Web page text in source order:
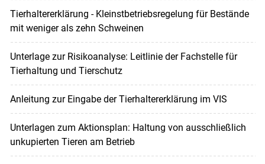
Tierhaltererklärung - Kleinstbetriebsregelung für Bestände
mit weniger als zehn Schweinen
Unterlage zur Risikoanalyse: Leitlinie der Fachstelle für
Tierhaltung und Tierschutz
Anleitung zur Eingabe der Tierhaltererklärung im VIS
Unterlagen zum Aktionsplan: Haltung von ausschließlich
unkupierten Tieren am Betrieb